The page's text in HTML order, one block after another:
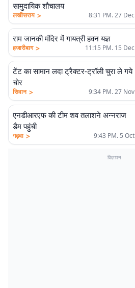
सामुदायिक शौचालय
लखीसराय > 8:31 PM. 27 Dec
राम जानकी मंदिर में गायत्री हवन यज्ञ
हजारीबाग > 11:15 PM. 15 Dec
टेंट का सामान लदा ट्रैक्टर-ट्रॉली चुरा ले गये
चोर
सिवान > 9:34 PM. 27 Nov
एनडीआरएफ की टीम शव तलाशने अन्नराज
डैम पहुंची
गढ़वा > 9:43 PM. 5 Oct
विज्ञापन